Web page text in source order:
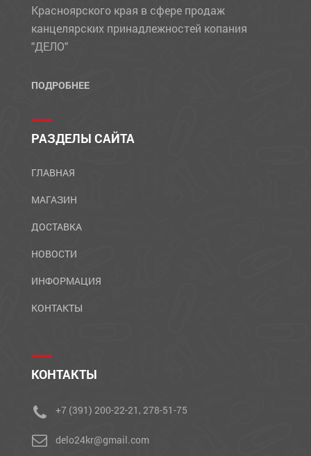
Красноярского края в сфере продаж
канцелярских принадлежностей копания
"ДЕЛО"
ПОДРОБНЕЕ
РАЗДЕЛЫ САЙТА
ГЛАВНАЯ
МАГАЗИН
ДОСТАВКА
НОВОСТИ
ИНФОРМАЦИЯ
КОНТАКТЫ
КОНТАКТЫ
+7 (391) 200-22-21, 278-51-75
delo24kr@gmail.com